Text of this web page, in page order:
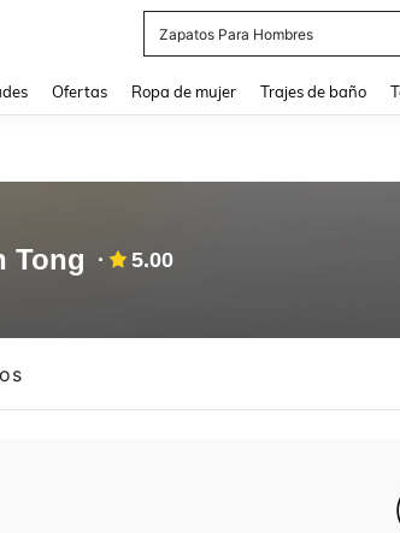
Zapatos Para Hombres
Ofertas Ropa de mujer Trajes de baño
Tong 5.00